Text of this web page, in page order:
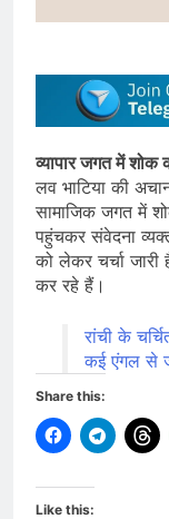
व्यापार जगत में शोक
लव भाटिया की
सामाजिक जगत में
पहुंचकर संवेदना
को लेकर चर्चा
कर रहे हैं।
रांची के
कई एंगल से
Share this:
Like this: